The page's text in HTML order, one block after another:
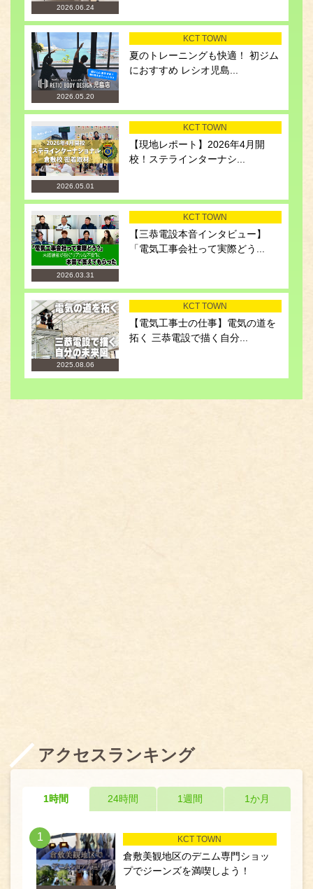
2026.06.24
2026.05.20
KCT TOWN
夏のトレーニングも快適！ 初ジム
におすすめ レシオ児島...
2026.05.01
KCT TOWN
【現地レポート】2026年4月開
校！ステラインターナシ...
2026.03.31
KCT TOWN
【三恭電設本音インタビュー】
「電気工事会社って実際どう...
2025.08.06
KCT TOWN
【電気工事士の仕事】電気の道を
拓く 三恭電設で描く自分...
アクセスランキング
1時間 24時間 1週間 1か月
1 KCT TOWN
倉敷美観地区のデニム専門ショッ
プでジーンズを満喫しよう！